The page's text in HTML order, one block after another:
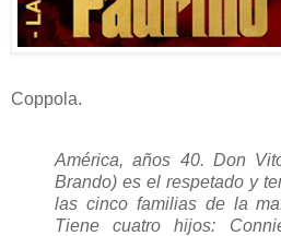
Coppola.
América, años 40. Don
Brando) es el respetado y
las cinco familias de la
Tiene cuatro hijos: